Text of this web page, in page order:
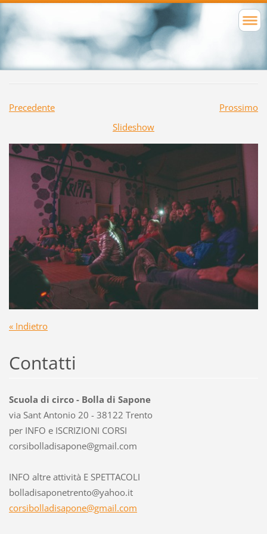
Precedente
Prossimo
Slideshow
« Indietro
Contatti
Scuola di circo - Bolla di Sapone
via Sant Antonio 20 - 38122 Trento
per INFO e ISCRIZIONI CORSI
corsibolladisapone@gmail.com
INFO altre attività E SPETTACOLI
bolladisaponetrento@yahoo.it
corsibolladisapone@gmail.com